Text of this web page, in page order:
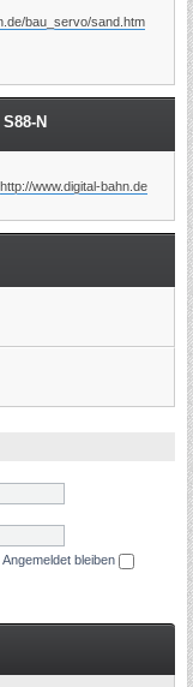
bau_servo/sand.htm
N
http://www.digital-bahn.de
Angemeldet bleiben